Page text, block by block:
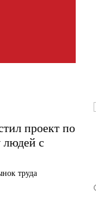
проект по
людей с
труда